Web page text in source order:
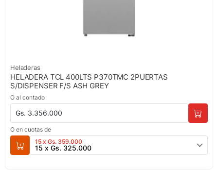
Heladeras
HELADERA TCL 400LTS P370TMC 2PUERTAS
S/DISPENSER F/S ASH GREY
O al contado
Gs. 3.356.000
O en cuotas de
15 x Gs. 359.000
15 x Gs. 325.000